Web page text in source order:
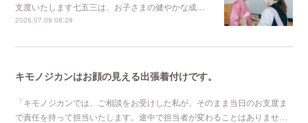
支度いたします七五三は、お子さまの健やかな成…
2026.07.09 08:29
キモノジカンはお顔の見える出張着付けです。
「キモノジカンでは、ご相談をお受けした私が、そのまま当日のお支度ま
で責任を持って担当いたします。途中で担当者が変わることはありませ…